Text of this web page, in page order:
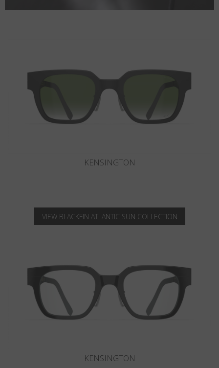
KNIGHTSBRIDGE
VIEW BLACKFIN ATLANTIC SUN COLLECTION
KNIGHTSBRIDGE